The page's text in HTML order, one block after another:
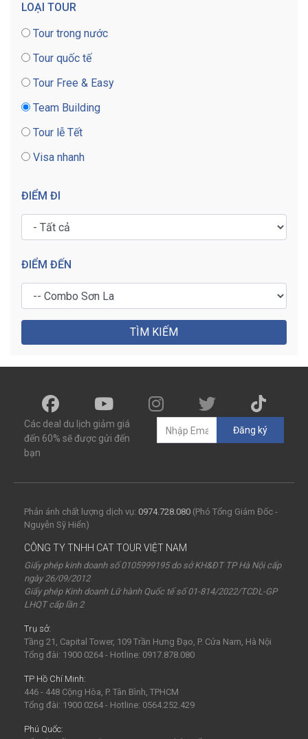
LOẠI TOUR
Tour trong nước
Tour quốc tế
Tour Free & Easy
Team Building
Tour lễ Tết
Visa nhanh
ĐIỂM ĐI
ĐIỂM ĐẾN
TÌM KIẾM
Các deal du lịch giảm giá
đến 60% sẽ được gửi đến
bạn
Đăng ký
Phản ánh chất lượng dịch vụ: 0974.728.080 (Phó Tổng Giám Đốc -
Nguyễn Sỹ Hiển)
CÔNG TY TNHH CAT TOUR VIỆT NAM
Giấy phép kinh doanh số 0105999195 do sở KH&ĐT TP Hà Nội cấp
ngày 26/09/2012
Giấy phép Kinh doanh Lữ hành Quốc tế số 01-814/2022/TCDL-GP
LHQT cấp lần 2
Trụ sở:
Tầng 21, Capital Tower, 109 Trần Hưng Đạo, P. Cửa Nam, Hà Nội
Tổng đài: 1900 0264 - Hotline: 0917.878.080
TP Hồ Chí Minh:
446 - 448 Cộng Hòa, P. Tân Bình, TPHCM
Tổng đài: 1900 0264 - Hotline: 0564.252.429
Phú Quốc: